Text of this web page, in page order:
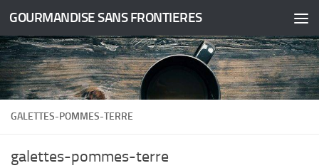
Skip to content
GOURMANDISE SANS FRONTIERES
GALETTES-POMMES-TERRE
galettes-pommes-terre